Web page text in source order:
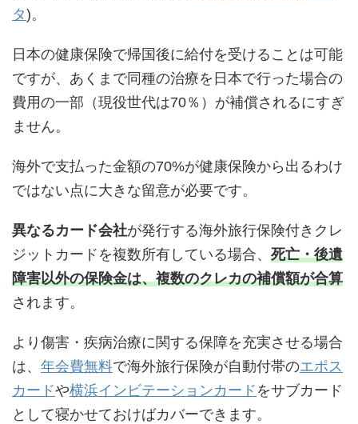
タ)。
日本の健康保険で帰国後に給付を受けることは可能
ですが、あくまで同種の治療を日本で行った場合の
費用の一部（現役世代は70％）が補償されるにすぎ
ません。
海外で支払った金額の70%が健康保険から出るわけ
ではない点に大きな留意が必要です。
異なるカード会社が発行する海外旅行保険付きクレ
ジットカードを複数所有している場合、 死亡・後遺
障害以外の保険金は、複数のクレカの補償額が合算
されます。
より傷害・疾病治療に関する保障を充実させる場合
は、 年会費無料で海外旅行保険が自動付帯のエポス
カードや横浜インビテーションカード をサブカード
として寝かせておけばカバーできます。